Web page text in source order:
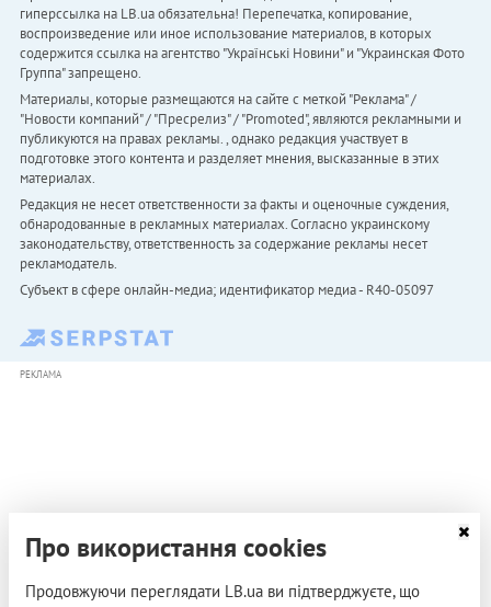
гиперссылка на LB.ua обязательна! Перепечатка, копирование,
воспроизведение или иное использование материалов, в которых
содержится ссылка на агентство "Українськi Новини" и "Украинская Фото
Группа" запрещено.
Материалы, которые размещаются на сайте с меткой "Реклама" /
"Новости компаний" / "Пресрелиз" / "Promoted", являются рекламными и
публикуются на правах рекламы. , однако редакция участвует в
подготовке этого контента и разделяет мнения, высказанные в этих
материалах.
Редакция не несет ответственности за факты и оценочные суждения,
обнародованные в рекламных материалах. Согласно украинскому
законодательству, ответственность за содержание рекламы несет
рекламодатель.
Субъект в сфере онлайн-медиа; идентификатор медиа - R40-05097
РЕКЛАМА
Про використання cookies
Продовжуючи переглядати LB.ua ви підтверджуєте, що